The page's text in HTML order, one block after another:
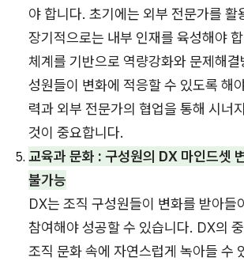
야 합니다. 초기에는 외부 전문가를 활
장기적으로는 내부 인재를 육성해야
체계를 기반으로 역량강화와 문제해
성원들이 변화에 적응할 수 있도록 해
력과 외부 전문가의 협업을 통해 시너
것이 중요합니다.
교육과 문화 : 구성원의 DX 마인드셋
불가능
DX는 조직 구성원들이 변화를 받아들
참여해야 성공할 수 있습니다. DX의
조직 문화 속에 자연스럽게 녹아들 수